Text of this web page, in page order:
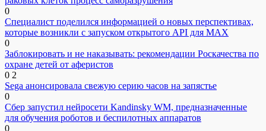
0
Специалист поделился информацией о новых перспективах,
которые возникли с запуском открытого API для МАХ
0
Заблокировать и не наказывать: рекомендации Роскачества по
охране детей от аферистов
0 2
Sega анонсировала свежую серию часов на запястье
0
Сбер запустил нейросети Kandinsky WM, предназначенные
для обучения роботов и беспилотных аппаратов
0